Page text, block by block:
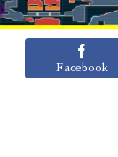
Facebook